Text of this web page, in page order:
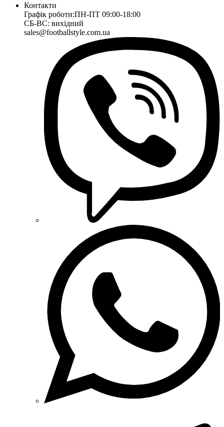
Контакти
Графік роботи:ПН-ПТ 09:00-18:00
СБ-ВС: вихідний
sales@footballstyle.com.ua